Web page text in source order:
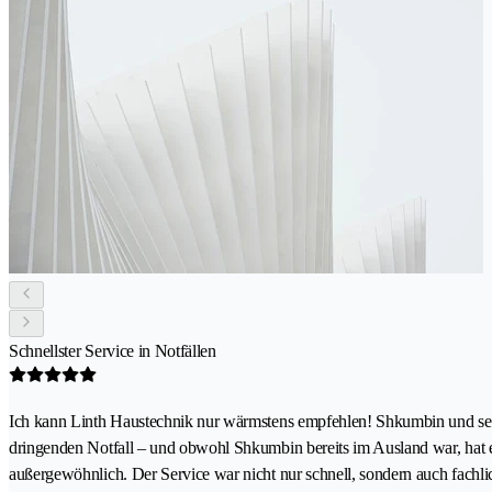
Schnellster Service in Notfällen
Ich kann Linth Haustechnik nur wärmstens empfehlen! Shkumbin und
dringenden Notfall – und obwohl Shkumbin bereits im Ausland war,
außergewöhnlich. Der Service war nicht nur schnell, sondern auch